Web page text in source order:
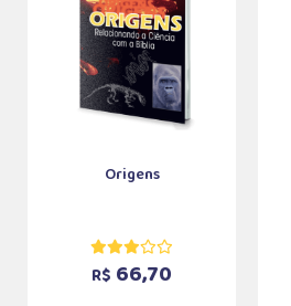
Origens
R$ 66,70